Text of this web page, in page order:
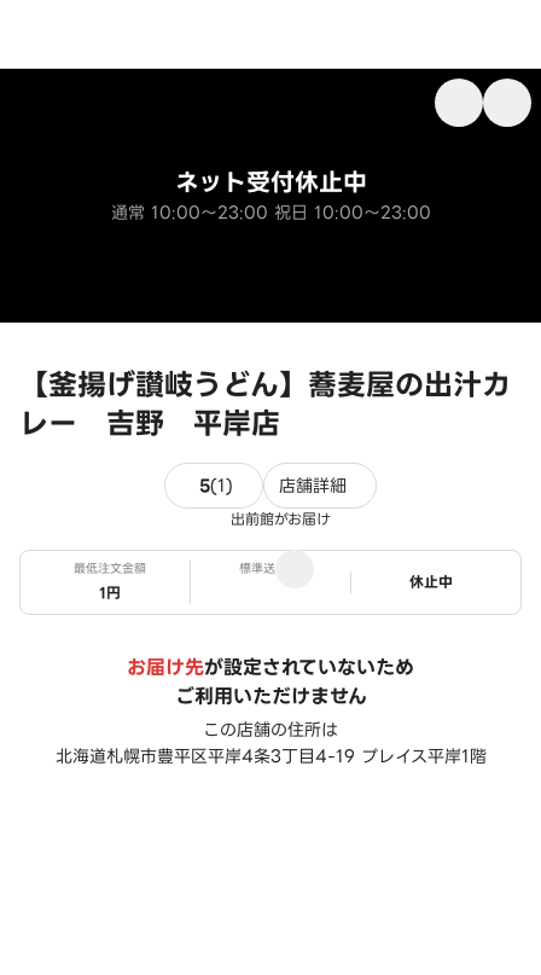
【釜揚げ讃岐うどん】蕎麦屋の出汁カ
レー 吉野 平岸店
ネット受付休止中
通常 10:00～23:00 祝日 10:00～23:00
5(1) 1件のレビュー
店舗詳細
出前館がお届け
最低注文金額
1円
標準送料
ステータス
休止中
お届け先が設定されていないため
ご利用いただけません
この店舗の住所は
北海道札幌市豊平区平岸4条3丁目4-19 プレイス平岸1階